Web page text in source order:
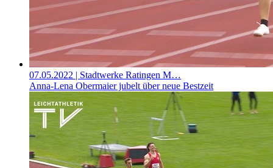
07.05.2022 | Stadtwerke Ratingen M…
Anna-Lena Obermaier jubelt über neue Bestzeit